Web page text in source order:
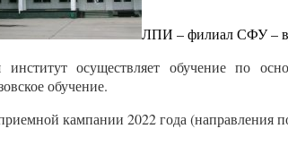
ЛПИ – филиал СФУ –
осуществляет обучение по
обучение.
кампании 2022 года